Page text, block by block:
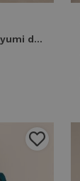
Studio Anneloes yumi dress 14390 Jurk 9000 black